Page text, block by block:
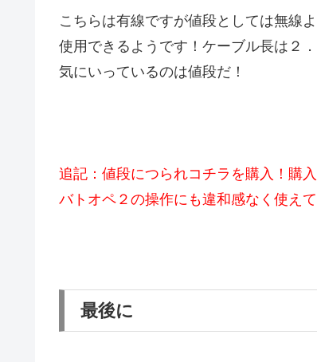
こちらは有線ですが値段としては無線
使用できるようです！ケーブル長は２
気にいっているのは値段だ！
追記：値段につられコチラを購入！購
バトオペ２の操作にも違和感なく使え
最後に